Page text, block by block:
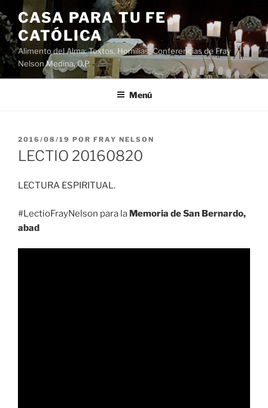
Saltar
al
contenido
CASA PARA TU FE
CATÓLICA
Alimento del Alma: Textos, Homilias, Conferencias de Fray
Nelson Medina, O.P.
Menú
PUBLICADO
EL
2016/08/19 POR FRAY NELSON
LECTIO 20160820
LECTURA ESPIRITUAL.
#LectioFrayNelson para la Memoria de San Bernardo,
abad